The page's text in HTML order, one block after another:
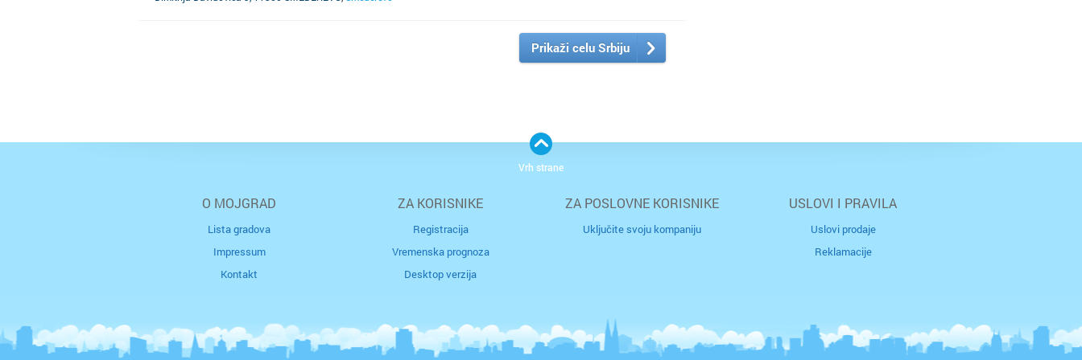
Prikaži celu Srbiju
O MOJGRAD
Lista gradova
Impressum
Kontakt
ZA KORISNIKE
Registracija
Vremenska prognoza
Desktop verzija
ZA POSLOVNE KORISNIKE
Uključite svoju kompaniju
USLOVI I PRAVILA
Uslovi prodaje
Reklamacije
Vrh strane